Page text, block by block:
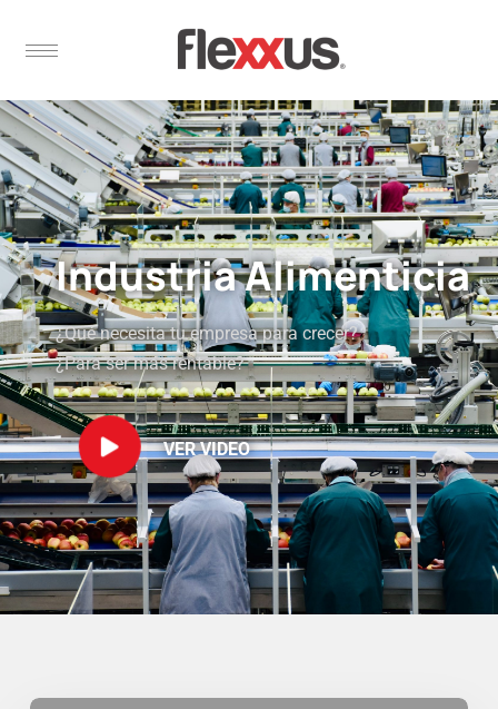
Industria Alimenticia
¿Qué necesita tu empresa para crecer?
¿Para ser más rentable?
VER VIDEO